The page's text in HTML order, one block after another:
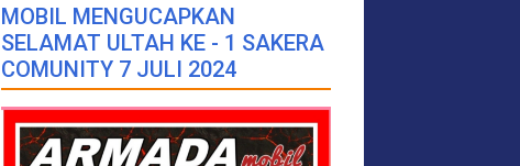
MOBIL MENGUCAPKAN
SELAMAT ULTAH KE - 1 SAKERA
COMUNITY 7 JULI 2024